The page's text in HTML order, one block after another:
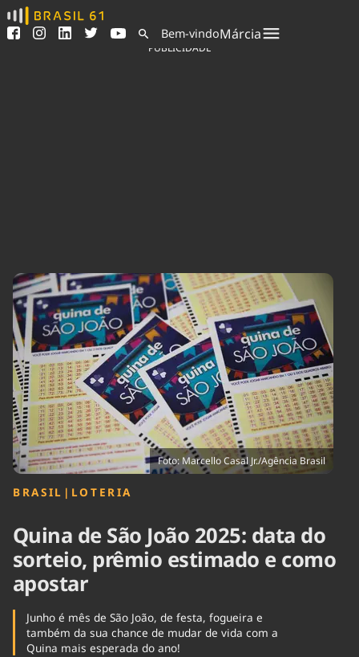
Ver todas as notícias
Podcasts
Indicadores
Agronegócios
Brasil
Brasil Mineral
Ciência &
Tecnologia
Cinema
Comportamento
Cultura
Economia
Educação
Infraestrutura
Internacional
Meio Ambiente
Podcast
Política
Saúde
Tempo
Bem-vindoMárcia
PUBLICIDADE
Foto: Marcello Casal Jr./Agência Brasil
BRASIL | LOTERIA
Quina de São João 2025: data do
sorteio, prêmio estimado e como
apostar
Junho é mês de São João, de festa, fogueira e
também da sua chance de mudar de vida com a
Quina mais esperada do ano!